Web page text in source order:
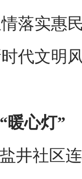
落实惠
代文明
暖心灯”
井社区